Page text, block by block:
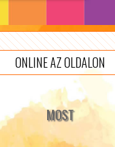
ONLINE AZ OLDALON
MOST